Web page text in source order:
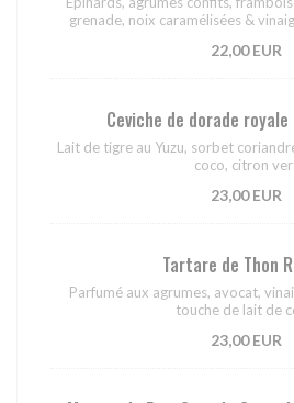
grenade, noix caramélisées &
22,00 EUR
Ceviche de dorade
Lait de tigre au Yuzu, sorbet
coco, citron
23,00 EUR
Tartare de Thon
Parfumé aux agrumes, avocat,
touche de lait de
23,00 EUR